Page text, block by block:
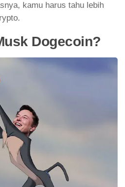
kamu harus tahu lebih
Dogecoin?